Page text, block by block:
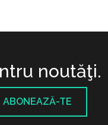
noutăţi.
ABONEAZĂ-TE